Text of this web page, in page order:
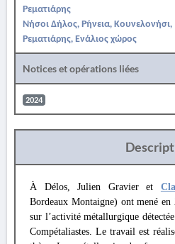
Ρεματιάρης
Νήσοι Δήλος, Ρήνεια,
Ρεματιάρης, Ενάλιος χώρος
Notices et opérations liées
2024
À Délos, Julien Gravier et
Bordeaux Montaigne) ont mené en
sur l’activité métallurgique
Compétaliastes. Le travail est